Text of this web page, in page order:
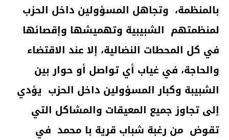
بالمنظمة، وتجاهل المسؤولين داخل الحزب
لمنظمتهم الشبيبية وتهميشها وإقصائها
في كل المحطات النضالية، إلا عند الاقتضاء
والحاجة، في غياب أي تواصل أو حوار بين
الشبيبة وكبار المسؤولين داخل الحزب يؤدي
إلى تجاوز جميع المعيقات والمشاكل التي
تقوض من رغبة شباب قرية با محمد في